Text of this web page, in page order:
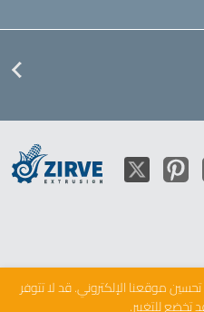
موقعنا الإلكتروني. قد لا تتوفر
تخضع للتغيير.